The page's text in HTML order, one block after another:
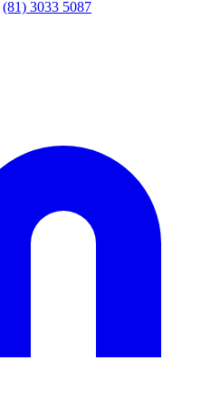
(81) 3033 5087